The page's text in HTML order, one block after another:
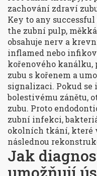
zachování zdraví
Key to any successful
the zubní pulp,
obsahuje nerv a
inflamed nebo
kořenového kanálku,
zubu s kořenem a
signalizaci. Pokud
bolestivému zánětu,
zubu. Proto
zubní infekci,
okolních tkání, které
následnou
Jak